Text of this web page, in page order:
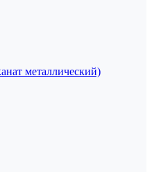
металлический)